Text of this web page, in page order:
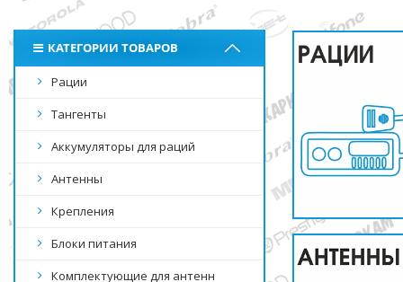
КАТЕГОРИИ ТОВАРОВ
Рации
Тангенты
Аккумуляторы для раций
Антенны
Крепления
Блоки питания
Комплектующие для антенн